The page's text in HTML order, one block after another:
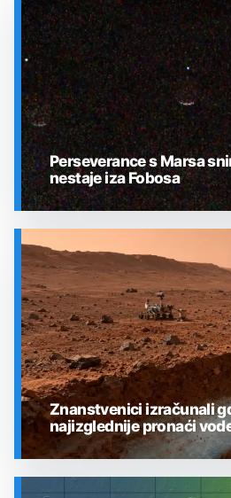
SVEMIR
Perseverance s Marsa
nestaje iza Fobosa
Znanstvenici izračunali
najizglednije pronaći